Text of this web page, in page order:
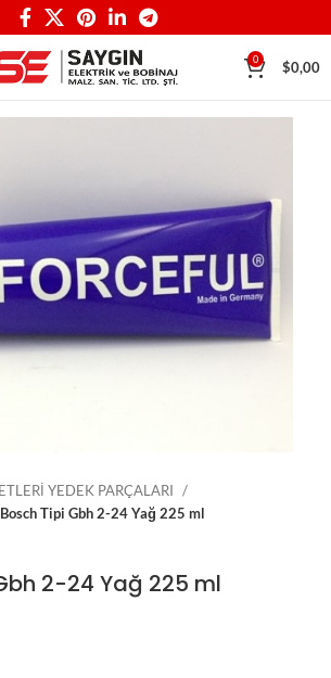
0 $0,00
YEDEK PARÇALARI
Bosch Tipi Gbh 2-24 Yağ 225 ml
2-24 Yağ 225 ml